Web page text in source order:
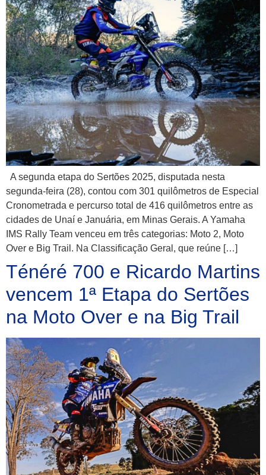
A segunda etapa do Sertões 2025, disputada nesta
segunda-feira (28), contou com 301 quilômetros de Especial
Cronometrada e percurso total de 416 quilômetros entre as
cidades de Unaí e Januária, em Minas Gerais. A Yamaha
IMS Rally Team venceu em três categorias: Moto 2, Moto
Over e Big Trail. Na Classificação Geral, que reúne […]
Ténéré 700 e Ricardo Martins
vencem 1ª Etapa do Sertões
na Moto Over e na Big Trail